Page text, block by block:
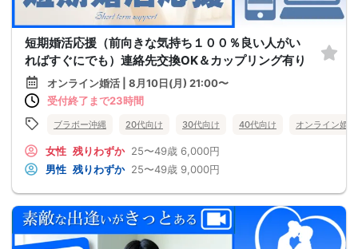
短期婚活応援（前向きな気持ち１００％良い人がい
ればすぐにでも）連絡先交換OK＆カップリング有り
オンライン婚活 | 8月10日(月) 21:00〜
受付終了まで23時間
ブラボー沖縄 20代向け 30代向け 40代向け オンライン婚活
女性 残りわずか 25〜49歳 6,000円
男性 残りわずか 25〜49歳 9,000円